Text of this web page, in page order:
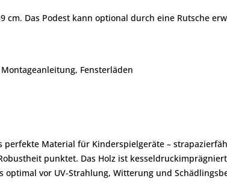
cm. Das Podest kann optional durch eine Rutsche
Fensterläden
Material für Kinderspielgeräte –
punktet. Das Holz ist
vor UV-Strahlung, Witterung und